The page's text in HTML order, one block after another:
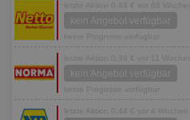
letzte Aktion 0,44 € vor 66 Wochen
kein Angebot verfügbar
keine Prognose verfügbar
letzte Aktion 0,39 € vor 11 Wochen
kein Angebot verfügbar
keine Prognose verfügbar
letzte Aktion 0,44 € vor 4 Wochen